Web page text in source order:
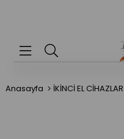
Anasayfa İKİNCİ EL CİHAZLAR